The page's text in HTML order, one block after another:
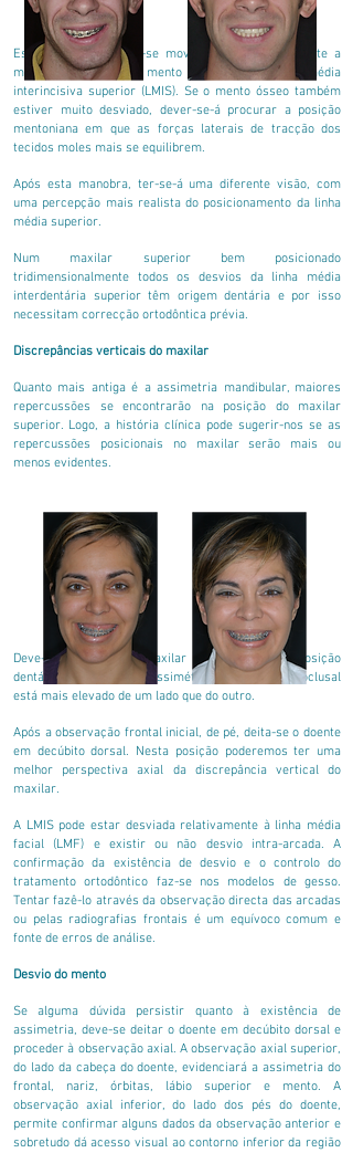
Esta situação corrige-se movimentando lateralmente a
mandíbula, alinhando o mento cutâneo com a linha média
interincisiva superior (LMIS). Se o mento ósseo também
estiver muito desviado, dever-se-á procurar a posição
mentoniana em que as forças laterais de tracção dos
tecidos moles mais se equilibrem.
Após esta manobra, ter-se-á uma diferente visão, com
uma percepção mais realista do posicionamento da linha
média superior.
Num maxilar superior bem posicionado
tridimensionalmente todos os desvios da linha média
interdentária superior têm origem dentária e por isso
necessitam correcção ortodôntica prévia.
Discrepâncias verticais do maxilar
Quanto mais antiga é a assimetria mandibular, maiores
repercussões se encontrarão na posição do maxilar
superior. Logo, a história clínica pode sugerir-nos se as
repercussões posicionais no maxilar serão mais ou
menos evidentes.
Deve-se verificar, no maxilar superior, se a exposição
dentária e gengival são assimétricas e se o plano oclusal
está mais elevado de um lado que do outro.
Após a observação frontal inicial, de pé, deita-se o doente
em decúbito dorsal. Nesta posição poderemos ter uma
melhor perspectiva axial da discrepância vertical do
maxilar.
A LMIS pode estar desviada relativamente à linha média
facial (LMF) e existir ou não desvio intra-arcada. A
confirmação da existência de desvio e o controlo do
tratamento ortodôntico faz-se nos modelos de gesso.
Tentar fazê-lo através da observação directa das arcadas
ou pelas radiografias frontais é um equívoco comum e
fonte de erros de análise.
Desvio do mento
Se alguma dúvida persistir quanto à existência de
assimetria, deve-se deitar o doente em decúbito dorsal e
proceder à observação axial. A observação axial superior,
do lado da cabeça do doente, evidenciará a assimetria do
frontal, nariz, órbitas, lábio superior e mento. A
observação axial inferior, do lado dos pés do doente,
permite confirmar alguns dados da observação anterior e
sobretudo dá acesso visual ao contorno inferior da região